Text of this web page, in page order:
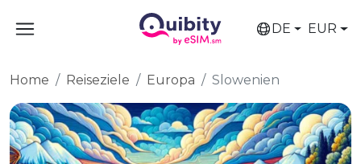
DE EUR
Home Reiseziele Europa Slowenien